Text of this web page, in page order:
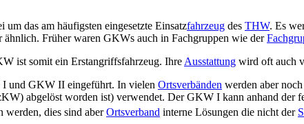
das am häufigsten eingesetzte Einsatzfahrzeug des THW. Es
Früher waren GKWs auch in Fachgruppen wie der
ist somit ein Erstangriffsfahrzeug. Ihre Ausstattung wird oft auch
und GKW II eingeführt. In vielen Ortsverbänden werden aber
abgelöst worden ist) verwendet. Der GKW I kann anhand der
werden, dies sind aberOrtsverband interne Lösungen die nicht der